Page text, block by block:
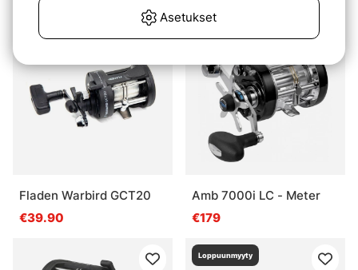
Fladen Warbird GCT20
€39.90
Amb 7000i LC - Meter
€179
Loppuunmyyty
Asetukset